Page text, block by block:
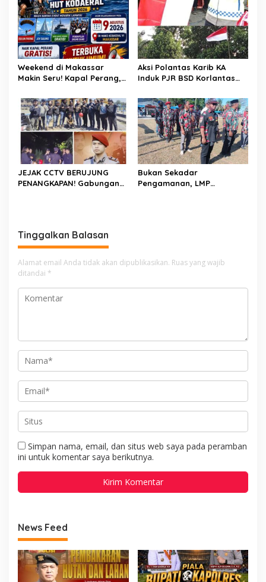
Weekend di Makassar
Makin Seru! Kapal Perang,
Menanti di Kodaeral VI
Aksi Polantas Karib KA
Induk PJR BSD Korlantas
Darmawati.SE.MM.MH
bersama Personilnya
Membagikan Bendera
Merah Putih Berserta
Tiangnya
JEJAK CCTV BERUJUNG
PENANGKAPAN! Gabungan
Batulappa
Bukan Sekadar
Pengamanan, LMP
Tinggalkan Balasan
Alamat email Anda tidak akan dipublikasikan. Ruas yang wajib
ditandai *
Simpan nama, email, dan situs web saya pada peramban
ini untuk komentar saya berikutnya.
News Feed